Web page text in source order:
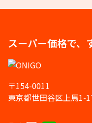
スーパー価格で、
〒154-0011
東京都世田谷区上馬1-